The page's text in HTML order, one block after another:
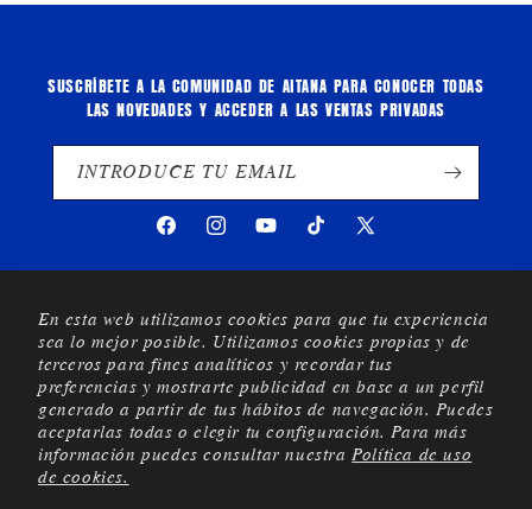
En esta web utilizamos cookies para que tu experiencia
sea lo mejor posible. Utilizamos cookies propias y de
terceros para fines analíticos y recordar tus
preferencias y mostrarte publicidad en base a un perfil
generado a partir de tus hábitos de navegación. Puedes
aceptarlas todas o elegir tu configuración. Para más
información puedes consultar nuestra Política de uso
de cookies.
SUSCRÍBETE A LA COMUNIDAD DE AITANA PARA CONOCER TODAS
LAS NOVEDADES Y ACCEDER A LAS VENTAS PRIVADAS
INTRODUCE TU EMAIL
FacebookInstagramYouTubeTikTok
X
(Twitter)
FAQs
CONTÁCTANOS
REBAJAS VERANO 2026